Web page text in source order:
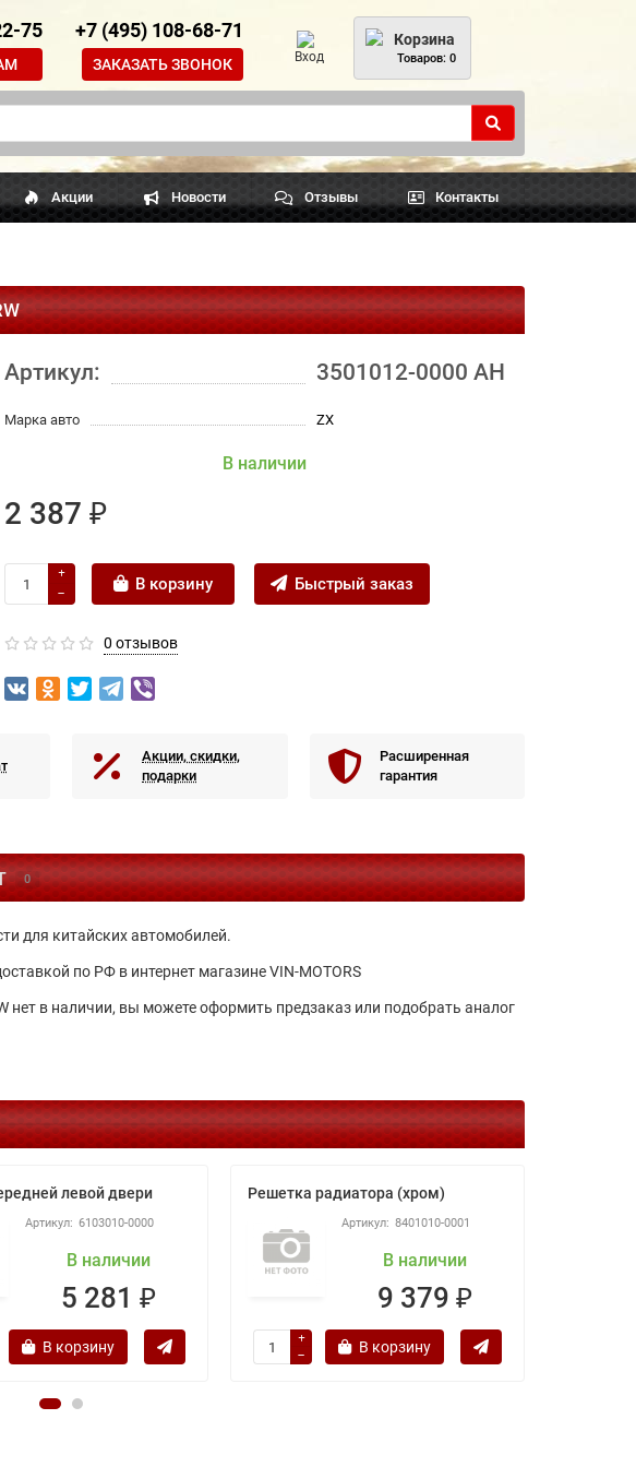
75 +7 (495) 108-68-71
ЗАКАЗАТЬ ЗВОНОК Вход
Корзина
Товаров: 0
Акции Новости Отзывы Контакты
Артикул: 3501012-0000 АН
Марка авто ZX
В наличии
2 387 ₽
В корзину Быстрый заказ
0 отзывов
Акции, скидки,
подарки
Расширенная
гарантия
0
для китайских автомобилей.
по РФ в интернет магазине VIN-MOTORS
нет в наличии, вы можете оформить предзаказ или подобрать аналог
левой двери
6103010-0000
В наличии
5 281 ₽
В корзину
Решетка радиатора (хром)
8401010-0001
В наличии
9 379 ₽
В корзину